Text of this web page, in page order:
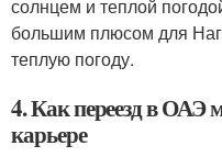
солнцем и теплой
большим плюсом для
теплую погоду.
4. Как переезд в ОАЭ
карьере